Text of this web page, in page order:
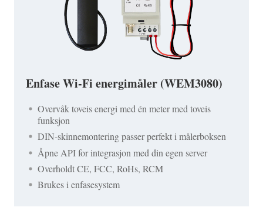
Enfase Wi-Fi energimåler (WEM3080)
Overvåk toveis energi med én meter med toveis
funksjon
DIN-skinnemontering passer perfekt i målerboksen
Åpne API for integrasjon med din egen server
Overholdt CE, FCC, RoHs, RCM
Brukes i enfasesystem